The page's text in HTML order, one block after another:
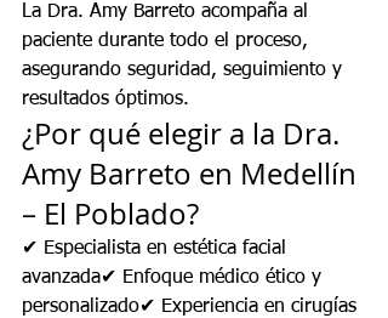
La Dra. Amy Barreto acompaña al
paciente durante todo el proceso,
asegurando seguridad, seguimiento y
resultados óptimos.
¿Por qué elegir a la Dra.
Amy Barreto en Medellín
– El Poblado?
✔ Especialista en estética facial
avanzada✔ Enfoque médico ético y
personalizado✔ Experiencia en cirugías